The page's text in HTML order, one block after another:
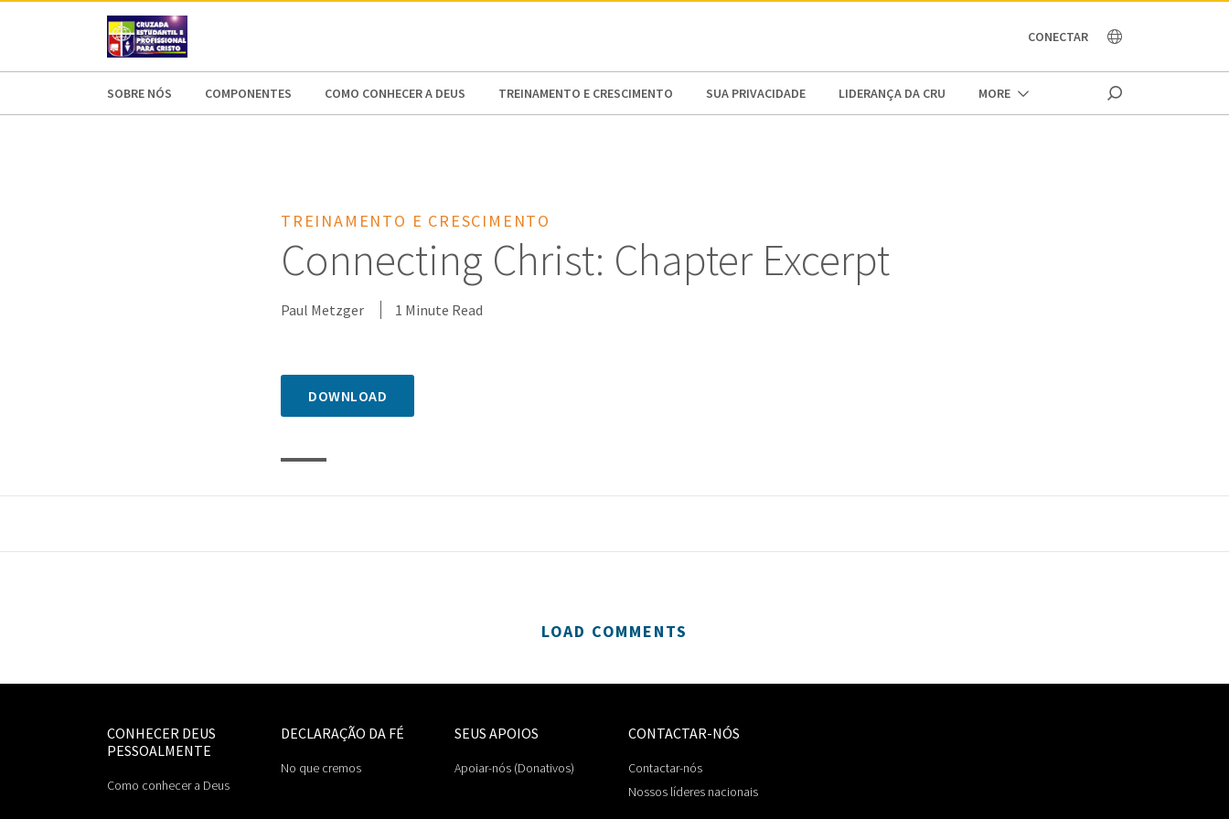
AFRICA CONECTAR
SOBRE NÓS COMPONENTES COMO CONHECER A DEUS TREINAMENTO E CRESCIMENTO SUA PRIVACIDADE LIDERANÇA DA CRU MORE
TREINAMENTO E CRESCIMENTO
Connecting Christ: Chapter Excerpt
Paul Metzger 1 Minute Read
DOWNLOAD
LOAD COMMENTS
CONHECER DEUS
PESSOALMENTE
Como conhecer a Deus
DECLARAÇÃO DA FÉ
No que cremos
SEUS APOIOS
Apoiar-nós (Donativos)
CONTACTAR-NÓS
Contactar-nós
Nossos líderes nacionais